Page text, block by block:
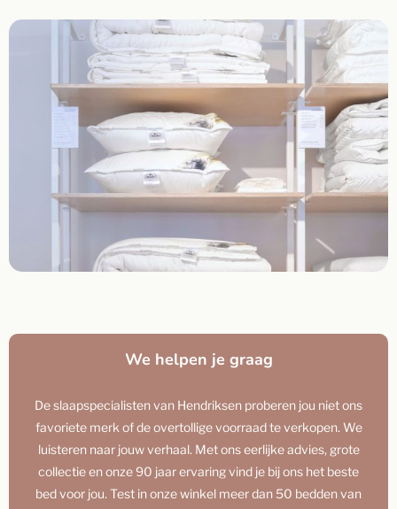
We helpen je graag
De slaapspecialisten van Hendriksen proberen jou niet ons
favoriete merk of de overtollige voorraad te verkopen. We
luisteren naar jouw verhaal. Met ons eerlijke advies, grote
collectie en onze 90 jaar ervaring vind je bij ons het beste
bed voor jou. Test in onze winkel meer dan 50 bedden van